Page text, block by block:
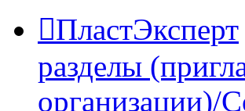
ПластЭксперт
разделы
организации)/